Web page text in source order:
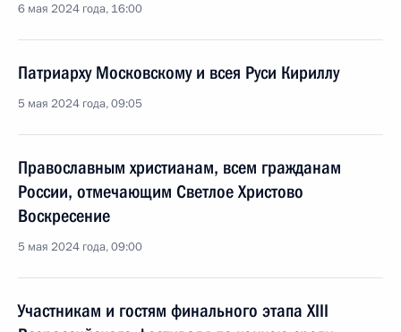
6 мая 2024 года, 16:00
Патриарху Московскому и всея Руси Кириллу
5 мая 2024 года, 09:05
Православным христианам, всем гражданам
России, отмечающим Светлое Христово
Воскресение
5 мая 2024 года, 09:00
Участникам и гостям финального этапа XIII